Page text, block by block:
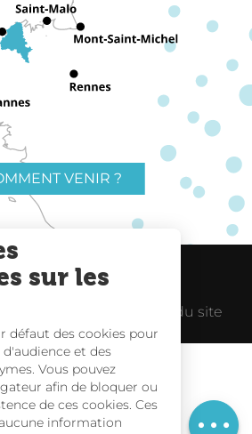
Tarifs
VENIR ?
Liens utiles
Plan du site
Carte interactive
sur les
défaut des cookies pour
et des
Vous pouvez
afin de bloquer ou
de ces cookies. Ces
information